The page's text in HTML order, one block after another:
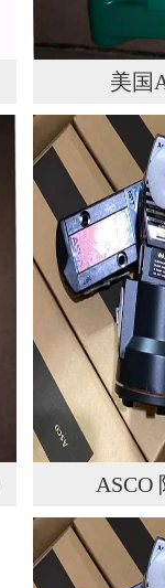
美国
ASCO